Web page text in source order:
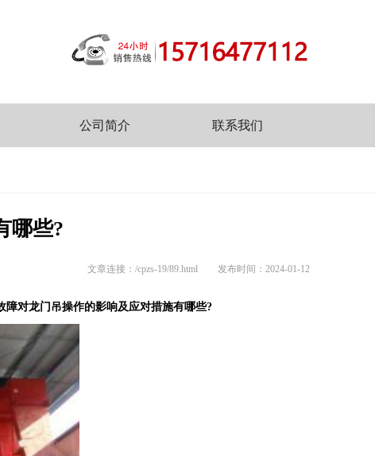
公司简介 联系我们
哪些?
发布时间：2024-01-12
文章连接：/cpzs-19/89.html
障对龙门吊操作的影响及应对措施有哪些?